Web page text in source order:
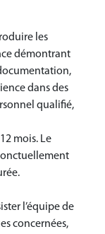
les
démontrant
dans des
qualifié,
mois. Le
l’équipe de
concernées,